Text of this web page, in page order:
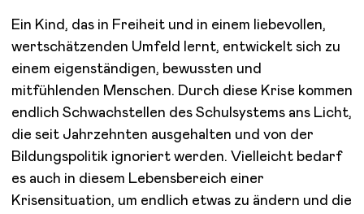
Ein Kind, das in Freiheit und in einem liebevollen,
wertschätzenden Umfeld lernt, entwickelt sich zu
einem eigenständigen, bewussten und
mitfühlenden Menschen. Durch diese Krise kommen
endlich Schwachstellen des Schulsystems ans Licht,
die seit Jahrzehnten ausgehalten und von der
Bildungspolitik ignoriert werden. Vielleicht bedarf
es auch in diesem Lebensbereich einer
Krisensituation, um endlich etwas zu ändern und die